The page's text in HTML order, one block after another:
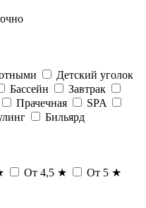
Детский уголок
Бассейн
Завтрак
Прачечная
SPA
Бильярд
От 4,5 ★ От 5 ★